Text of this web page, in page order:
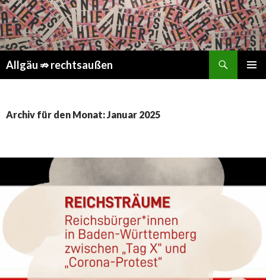
Allgäu ⇏ rechtsaußen
Springe
zum
Archiv für den Monat: Januar 2025